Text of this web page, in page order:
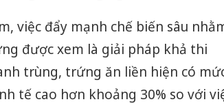
việc đẩy mạnh chế biến sâu
được xem là giải pháp khả thi
trùng, trứng ăn liền hiện có
tế cao hơn khoảng 30% so với